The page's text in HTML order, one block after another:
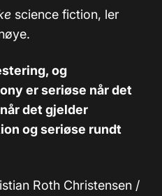
science fiction, ler
og
er seriøse når det
det gjelder
og seriøse rundt
Roth Christensen /